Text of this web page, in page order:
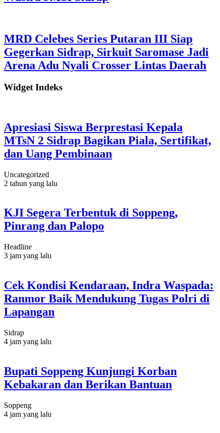
MRD Celebes Series Putaran III Siap
Gegerkan Sidrap, Sirkuit Saromase Jadi
Arena Adu Nyali Crosser Lintas Daerah
Widget Indeks
Apresiasi Siswa Berprestasi Kepala
MTsN 2 Sidrap Bagikan Piala, Sertifikat,
dan Uang Pembinaan
Uncategorized
2 tahun yang lalu
KJI Segera Terbentuk di Soppeng,
Pinrang dan Palopo
Headline
3 jam yang lalu
Cek Kondisi Kendaraan, Indra Waspada:
Ranmor Baik Mendukung Tugas Polri di
Lapangan
Sidrap
4 jam yang lalu
Bupati Soppeng Kunjungi Korban
Kebakaran dan Berikan Bantuan
Soppeng
4 jam yang lalu